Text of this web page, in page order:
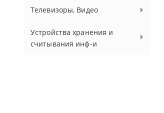
Телевизоры, Видео
Устройства хранения и
считывания инф-и